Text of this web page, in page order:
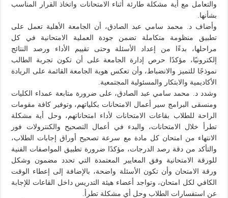
والتعامل مع أية مشكلة طارئة أثناء الامتحانات واتخاذ القرار المناسب
بشأنها.
وأضاف د. محمد سامي عبد الصادق، أن الجامعة الأهلية تعمل على
تطبيق منظومة متكاملة تضمن جودة العملية الامتحانية في كل
مراحلها، بدءًا من إعداد الأسئلة وحتى تقييم الأداء ورصد النتائج
إلكترونيًا، مؤكدًا حرص إدارة الجامعة على أن تكون تجربة الطالب
نموذجًا للتميز والانضباط، وأن تعكس هوية الجامعة القائمة على الريادة
الأكاديمية والابتكار والمسئولية المجتمعية.
وشدد د. محمد سامي عبد الصادق، على ضرورة متابعة عمداء الكليات
ومنسقى البرامج سير أعمال الامتحانات بكلياتهم، وتوفير كافة مقومات
الراحة للطلاب بقاعات الامتحانات لأداء امتحاناتهم، وحل أية مشكلة
تطرأ خلال الامتحانات، والبدء في أعمال التصحيح والكنترولات فور
الانتهاء من امتحان كل مادة مع سرعة تصحيح أوراق إجابات الطلاب،
والتأكد من دقة رصد الدرجات، مؤكدًا ضرورة تطبيق المواصفات الفنية
للورقة الامتحانية وفق المعايير المعتمدة التي تحدد مضمون وشكل
ورقة الامتحان وأن تكون الأسئلة واضحة، بالإضافة إلى إعطاء الوقت
الكافي لكل امتحان، وتواجد أعضاء هيئة التدريس داخل القاعات للإجابة
عن استفسارات الطلاب وحل أي مشكلة تطرأ.